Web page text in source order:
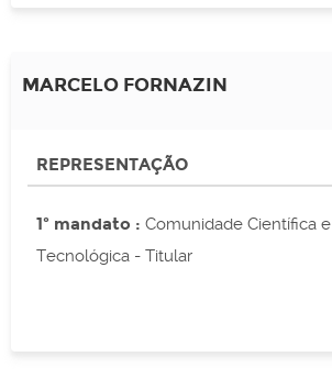
MARCELO FORNAZIN
REPRESENTAÇÃO
1º mandato : Comunidade Científica e
Tecnológica - Titular